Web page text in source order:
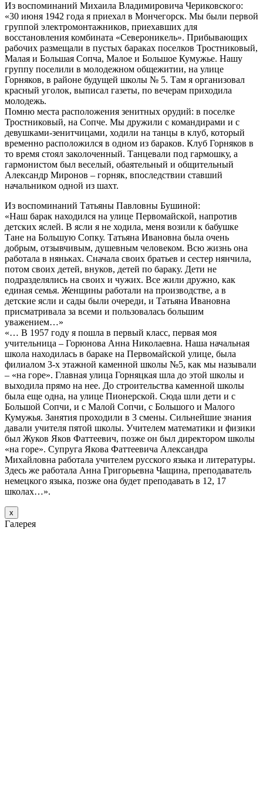
Из воспоминаний Михаила Владимировича Чериковского:
«30 июня 1942 года я приехал в Мончегорск. Мы были первой
группой электромонтажников, приехавших для
восстановления комбината «Североникель». Прибывающих
рабочих размещали в пустых бараках поселков Тростниковый,
Малая и Большая Сопча, Малое и Большое Кумужье. Нашу
группу поселили в молодежном общежитии, на улице
Горняков, в районе будущей школы № 5. Там я организовал
красный уголок, выписал газеты, по вечерам приходила
молодежь.
Помню места расположения зенитных орудий: в поселке
Тростниковый, на Сопче. Мы дружили с командирами и с
девушками-зенитчицами, ходили на танцы в клуб, который
временно расположился в одном из бараков. Клуб Горняков в
то время стоял заколоченный. Танцевали под гармошку, а
гармонистом был веселый, обаятельный и общительный
Александр Миронов – горняк, впоследствии ставший
начальником одной из шахт.
Из воспоминаний Татьяны Павловны Бушиной:
«Наш барак находился на улице Первомайской, напротив
детских яслей. В ясли я не ходила, меня возили к бабушке
Тане на Большую Сопку. Татьяна Ивановна была очень
добрым, отзывчивым, душевным человеком. Всю жизнь она
работала в няньках. Сначала своих братьев и сестер нянчила,
потом своих детей, внуков, детей по бараку. Дети не
подразделялись на своих и чужих. Все жили дружно, как
единая семья. Женщины работали на производстве, а в
детские ясли и сады были очереди, и Татьяна Ивановна
присматривала за всеми и пользовалась большим
уважением…»
«… В 1957 году я пошла в первый класс, первая моя
учительница – Горюнова Анна Николаевна. Наша начальная
школа находилась в бараке на Первомайской улице, была
филиалом 3-х этажной каменной школы №5, как мы называли
– «на горе». Главная улица Горняцкая шла до этой школы и
выходила прямо на нее. До строительства каменной школы
была еще одна, на улице Пионерской. Сюда шли дети и с
Большой Сопчи, и с Малой Сопчи, с Большого и Малого
Кумужья. Занятия проходили в 3 смены. Сильнейшие знания
давали учителя пятой школы. Учителем математики и физики
был Жуков Яков Фаттеевич, позже он был директором школы
«на горе». Супруга Якова Фаттеевича Александра
Михайловна работала учителем русского языка и литературы.
Здесь же работала Анна Григорьевна Чащина, преподаватель
немецкого языка, позже она будет преподавать в 12, 17
школах…».
х
Галерея